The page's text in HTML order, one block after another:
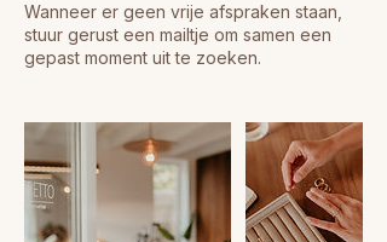
Wanneer er geen vrije afspraken staan,
stuur gerust een mailtje om samen een
gepast moment uit te zoeken.